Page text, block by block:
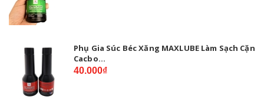
Phụ Gia Súc Béc Xăng MAXLUBE Làm Sạch Cặn
Cacbo...
40.000₫